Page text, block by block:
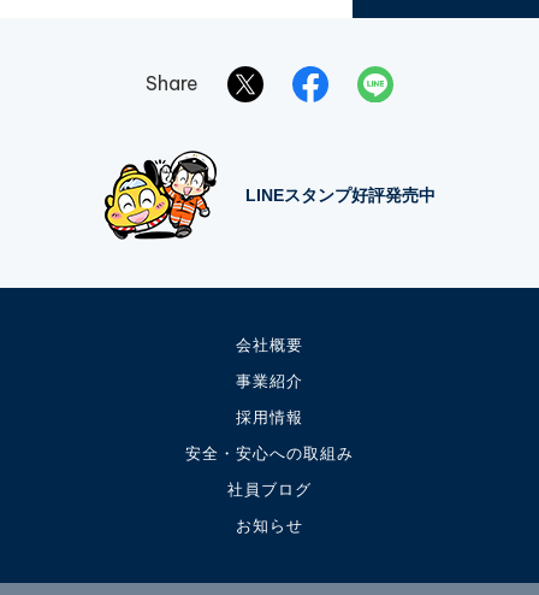
Share
LINEスタンプ好評発売中
会社概要
事業紹介
採用情報
安全・安心への取組み
社員ブログ
お知らせ